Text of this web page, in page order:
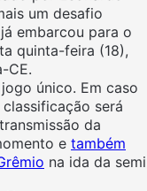
um desafio
embarcou para o
quinta-feira (18),
CE.
único. Em caso
será
da
e também
na ida da semi